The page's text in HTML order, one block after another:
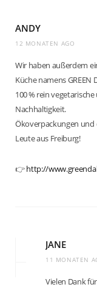
ANDY
12 MONATEN AGO
Wir haben außerdem
Küche namens GREEN
100 % rein
Nachhaltigkeit.
Ökoverpackungen und
Leute aus Freiburg!
👉http://
JANE
11 MONATEN
Vielen Dank